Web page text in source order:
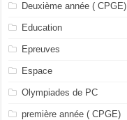
Deuxième année ( CPGE)
Education
Epreuves
Espace
Olympiades de PC
première année ( CPGE)